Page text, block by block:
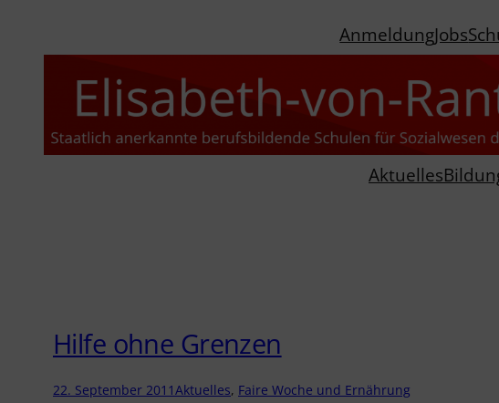
AnmeldungJobs
Aktuelles
Hilfe ohne Grenzen
22. September 2011Aktuelles, Faire Woche und Ernährung